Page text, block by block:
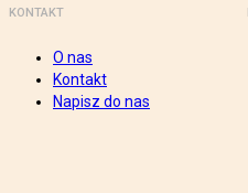
KONTAKT
O nas
Kontakt
Napisz do nas